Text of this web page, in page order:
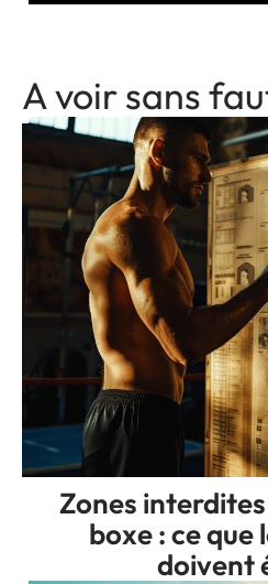
A voir sans
Zones
boxe : ce que
doivent